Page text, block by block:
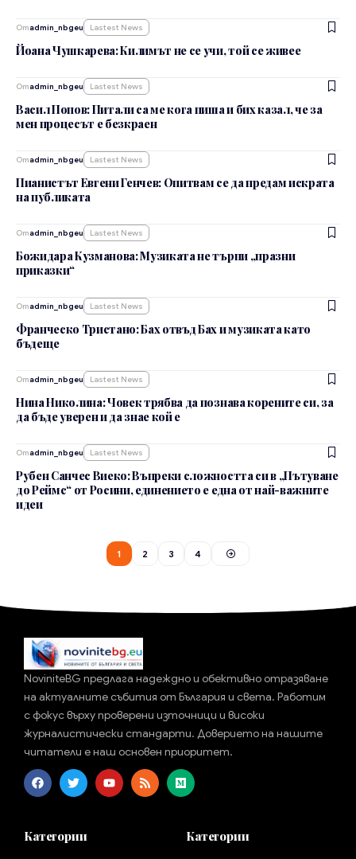
Отadmin_nbgeu Lastest News
Йоана Чушкарева: Килимът не се учи, той се живее
Отadmin_nbgeu Lastest News
Васил Попов: Питали са ме кога пиша и бих казал, че за
мен процесът е безкраен
Отadmin_nbgeu Lastest News
Пианистът Евгени Генчев: Опитвам се да предам искрата
на публиката
Отadmin_nbgeu Lastest News
Божидара Кузманова: Музиката не търпи „празни
приказки“
Отadmin_nbgeu Lastest News
Франческо Тристано: Бах отвъд Бах и музиката като
бъдеще
Отadmin_nbgeu Lastest News
Нина Николина: Човек трябва да познава корените си, за
да бъде уверен и да знае кой е
Отadmin_nbgeu Lastest News
Рубен Санчес Виеко: Въпреки сложността си в „Пътуване
до Реймс“ от Росини, единението е една от най-важните
идеи
1 2 3 4
NoviniteBG предлага надеждно и обективно отразяване
на актуалните събития от България и света. Работим
с фокус върху проверени източници и високи
журналистически стандарти. Доверието на нашите
читатели е наш основен приоритет.
Категории Категории